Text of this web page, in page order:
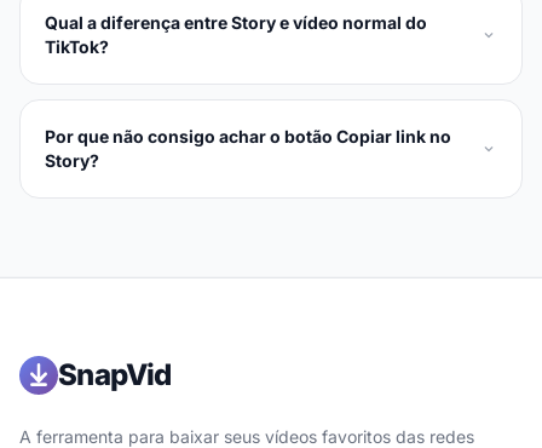
Qual a diferença entre Story e vídeo normal do
TikTok?
Por que não consigo achar o botão Copiar link no
Story?
SnapVid
A ferramenta para baixar seus vídeos favoritos das redes